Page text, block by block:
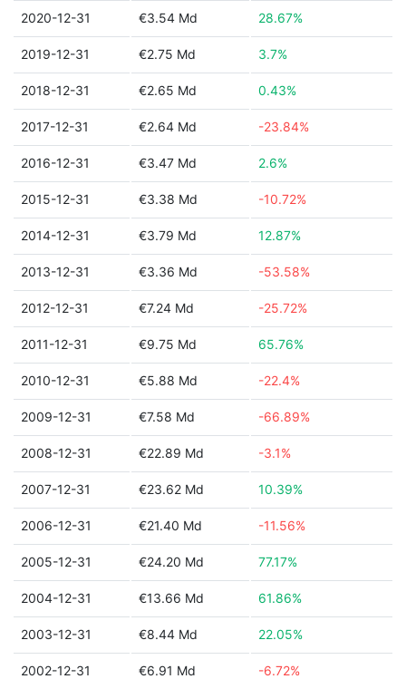
2020-12-31 €3.54 Md 28.67%
2019-12-31 €2.75 Md 3.7%
2018-12-31 €2.65 Md 0.43%
2017-12-31 €2.64 Md -23.84%
2016-12-31 €3.47 Md 2.6%
2015-12-31 €3.38 Md -10.72%
2014-12-31 €3.79 Md 12.87%
2013-12-31 €3.36 Md -53.58%
2012-12-31 €7.24 Md -25.72%
2011-12-31 €9.75 Md 65.76%
2010-12-31 €5.88 Md -22.4%
2009-12-31 €7.58 Md -66.89%
2008-12-31 €22.89 Md -3.1%
2007-12-31 €23.62 Md 10.39%
2006-12-31 €21.40 Md -11.56%
2005-12-31 €24.20 Md 77.17%
2004-12-31 €13.66 Md 61.86%
2003-12-31 €8.44 Md 22.05%
2002-12-31 €6.91 Md -6.72%